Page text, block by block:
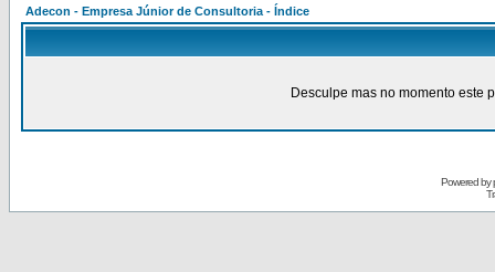
Adecon - Empresa Júnior de Consultoria - Índice
Desculpe mas no momento este
Powered by